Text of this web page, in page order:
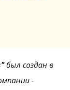
был создан в
-